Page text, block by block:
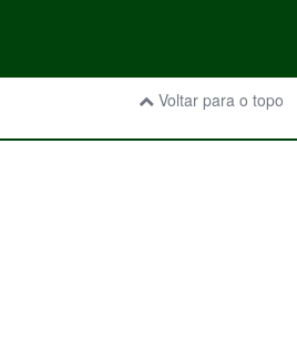
Voltar para o topo